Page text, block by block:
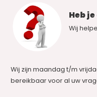
Heb
Wij
Wij zijn maandag t/m
bereikbaar voor al uw